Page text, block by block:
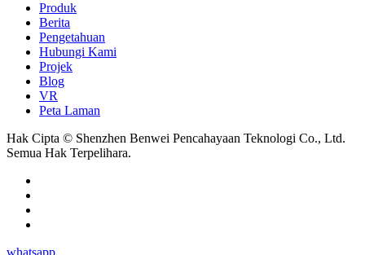
Produk
Berita
Pengetahuan
Hubungi Kami
Projek
Blog
VR
Peta Laman
Hak Cipta © Shenzhen Benwei Pencahayaan Teknologi Co., Ltd.
Semua Hak Terpelihara.